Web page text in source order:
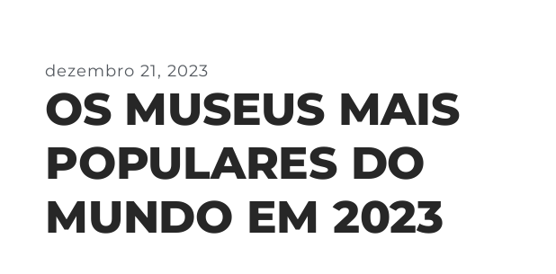
dezembro 21, 2023
OS MUSEUS MAIS
POPULARES DO
MUNDO EM 2023